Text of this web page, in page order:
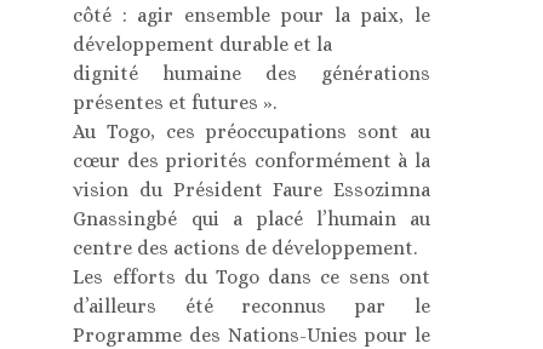
côté : agir ensemble pour la paix, le
développement durable et la
dignité humaine des générations
présentes et futures ».
Au Togo, ces préoccupations sont au
cœur des priorités conformément à la
vision du Président Faure Essozimna
Gnassingbé qui a placé l’humain au
centre des actions de développement.
Les efforts du Togo dans ce sens ont
d’ailleurs été reconnus par le
Programme des Nations-Unies pour le